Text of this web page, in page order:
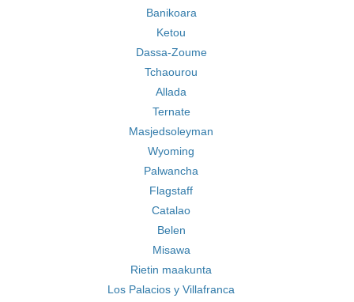
Banikoara
Ketou
Dassa-Zoume
Tchaourou
Allada
Ternate
Masjedsoleyman
Wyoming
Palwancha
Flagstaff
Catalao
Belen
Misawa
Rietin maakunta
Los Palacios y Villafranca